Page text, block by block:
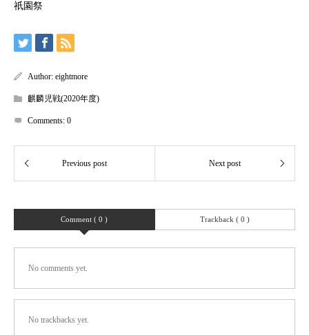
祇園祭
Author: eightmore
麒麟児戦(2020年度)
Comments: 0
Comment ( 0 ) Trackback ( 0 )
No comments yet.
No trackbacks yet.